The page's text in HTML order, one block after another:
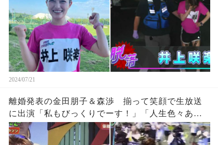
2024/07/21
離婚発表の金田朋子＆森渉 揃って笑顔で生放送
に出演「私もびっくりでーす！」「人生色々ある
よな。」